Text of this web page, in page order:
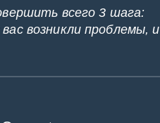
всего 3 шага:
возникли проблемы, и